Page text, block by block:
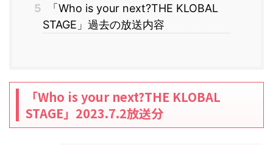
5
「Who is your next?THE KLOBAL
STAGE」過去の放送内容
「Who is your next?THE KLOBAL
STAGE」2023.7.2放送分